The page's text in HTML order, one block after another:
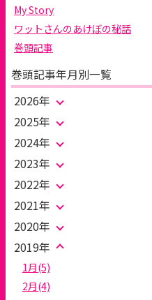
My Story
ワットさんのあけぼの秘話
巻頭記事
巻頭記事年月別一覧
2026年
2025年
2024年
2023年
2022年
2021年
2020年
2019年
1月(5)
2月(4)